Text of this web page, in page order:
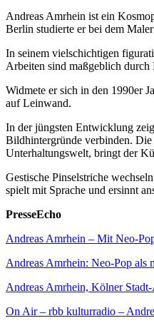
Andreas Amrhein ist ein
Berlin studierte er bei dem
In seinem vielschichtigen
Arbeiten sind maßgeblich
Widmete er sich in den 1990er
auf Leinwand.
In der jüngsten Entwicklung
Bildhintergründe verbinden.
Unterhaltungswelt, bringt der
Gestische Pinselstriche
spielt mit Sprache und ersinnt
PresseEcho
Andreas Amrhein – Mit Neo-
Andreas Amrhein: Neo-Pop als
Andreas Amrhein, Kölner
On Air – rbb kulturradio –